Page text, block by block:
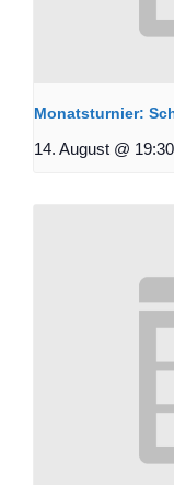
Monatsturnier:
14. August @ 19:30